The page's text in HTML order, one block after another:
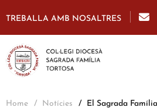
TREBALLA AMB NOSALTRES
Home Notícies El Sagrada